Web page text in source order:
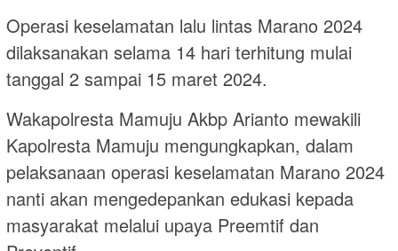
Operasi keselamatan lalu lintas Marano 2024
dilaksanakan selama 14 hari terhitung mulai
tanggal 2 sampai 15 maret 2024.
Wakapolresta Mamuju Akbp Arianto mewakili
Kapolresta Mamuju mengungkapkan, dalam
pelaksanaan operasi keselamatan Marano 2024
nanti akan mengedepankan edukasi kepada
masyarakat melalui upaya Preemtif dan